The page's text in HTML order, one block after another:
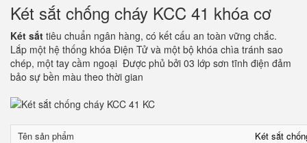
Két sắt chống cháy KCC 41 khóa cơ
Két sắt tiêu chuẩn ngân hàng, có kết cấu an toàn vững chắc.
Lắp một hệ thống khóa Điện Tử và một bộ khóa chìa tránh sao
chép, một tay cầm ngoại Được phủ bởi 03 lớp sơn tĩnh điện đảm
bảo sự bền màu theo thời gian
Tên sản phẩm Két sắt